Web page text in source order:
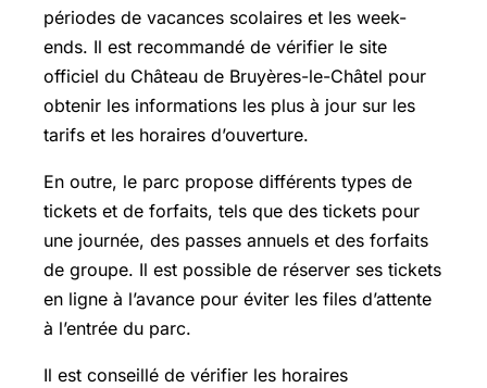
périodes de vacances scolaires et les week-
ends. Il est recommandé de vérifier le site
officiel du Château de Bruyères-le-Châtel pour
obtenir les informations les plus à jour sur les
tarifs et les horaires d’ouverture.
En outre, le parc propose différents types de
tickets et de forfaits, tels que des tickets pour
une journée, des passes annuels et des forfaits
de groupe. Il est possible de réserver ses tickets
en ligne à l’avance pour éviter les files d’attente
à l’entrée du parc.
Il est conseillé de vérifier les horaires